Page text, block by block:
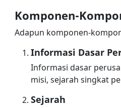
Komponen-
Adapun komponen-
Informasi Dasar
Informasi dasar
misi, sejarah singkat
Sejarah